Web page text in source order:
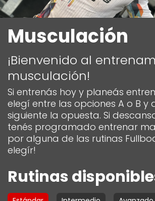
Musculación
¡Bienvenido al
musculación!
Si entrenás hoy y planeás
elegí entre las opciones A o B y
siguiente la opuesta. Si
tenés programado entrenar
por alguna de las rutinas
elegír!
Rutinas